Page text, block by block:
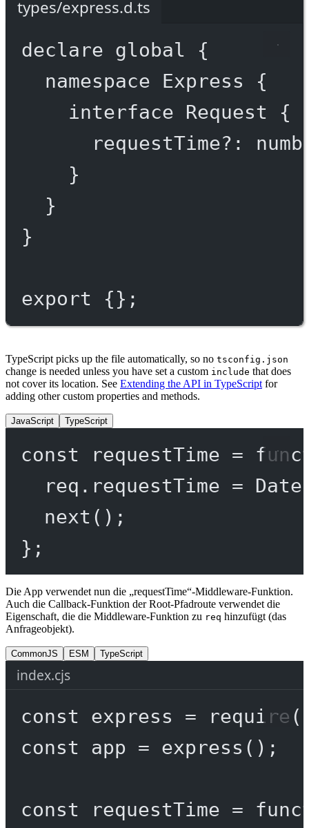
types/express.d.ts
declare global {
namespace
Express {
interface
Request {
requestTime?:
}
}
}
export {};
TypeScript picks up the file automatically, so no tsconfig.json
change is needed unless you have set a custom include that does
not cover its location. See Extending the API in TypeScript for
adding other custom properties and methods.
JavaScript TypeScript
const requestTime =
req.requestTime =
next ();
};
Die App verwendet nun die „requestTime“-Middleware-Funktion.
Auch die Callback-Funktion der Root-Pfadroute verwendet die
Eigenschaft, die die Middleware-Funktion zu req hinzufügt (das
Anfrageobjekt).
CommonJS ESM TypeScript
index.cjs
const express = require (
const
app = express ();
const requestTime =